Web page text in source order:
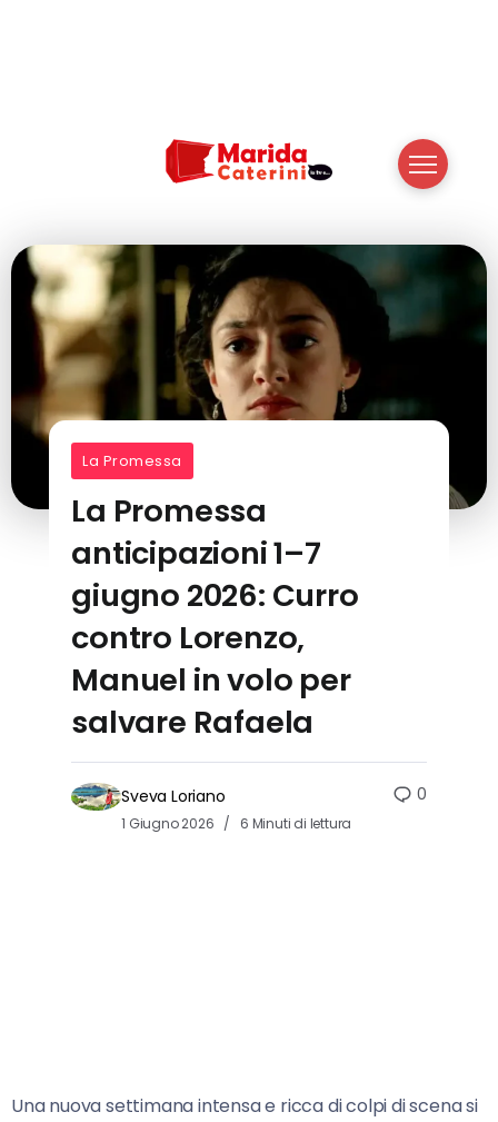
La Promessa
La Promessa
anticipazioni 1–7
giugno 2026: Curro
contro Lorenzo,
Manuel in volo per
salvare Rafaela
Sveva Loriano
1 Giugno 2026 6 Minuti di lettura
0
Una nuova settimana intensa e ricca di colpi di scena si